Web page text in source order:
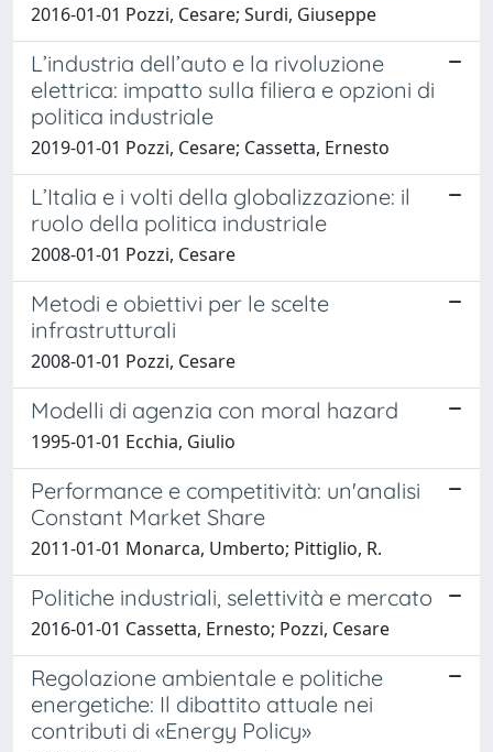
2016-01-01 Pozzi, Cesare; Surdi, Giuseppe
L’industria dell’auto e la rivoluzione
elettrica: impatto sulla filiera e opzioni di
politica industriale
2019-01-01 Pozzi, Cesare; Cassetta, Ernesto
L’Italia e i volti della globalizzazione: il
ruolo della politica industriale
2008-01-01 Pozzi, Cesare
Metodi e obiettivi per le scelte
infrastrutturali
2008-01-01 Pozzi, Cesare
Modelli di agenzia con moral hazard
1995-01-01 Ecchia, Giulio
Performance e competitività: un'analisi
Constant Market Share
2011-01-01 Monarca, Umberto; Pittiglio, R.
Politiche industriali, selettività e mercato
2016-01-01 Cassetta, Ernesto; Pozzi, Cesare
Regolazione ambientale e politiche
energetiche: Il dibattito attuale nei
contributi di «Energy Policy»